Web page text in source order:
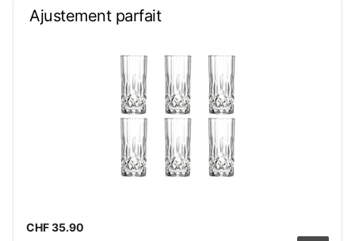
Ajustement parfait
CHF 35.90